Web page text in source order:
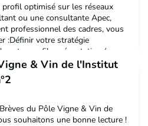
optimisé sur les réseaux
ou une consultante Apec,
professionnel des cadres, vous
:Définir votre stratégie
votre profil : présentation /
d’un regard
consultant Apec et
& Vin de l'Institut
du Pôle Vigne & Vin de
souhaitons une bonne lecture !